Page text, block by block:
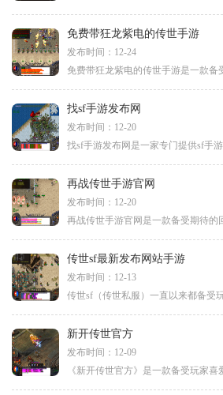
免费带狂龙紫电的传世手游
发布时间：12-24
找sf手游发布网
发布时间：12-20
再战传世手游官网
发布时间：12-20
传世sf最新发布网站手游
发布时间：12-13
新开传世官方
发布时间：12-09